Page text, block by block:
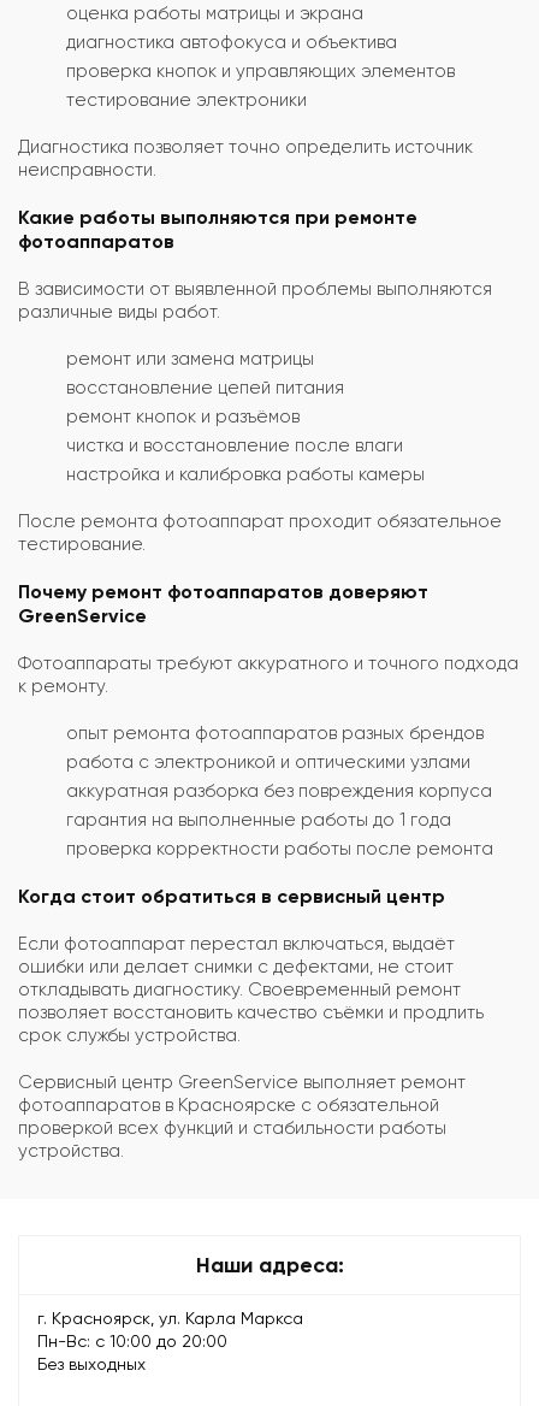
оценка работы матрицы и экрана
диагностика автофокуса и объектива
проверка кнопок и управляющих элементов
тестирование электроники
Диагностика позволяет точно определить источник
неисправности.
Какие работы выполняются при ремонте
фотоаппаратов
В зависимости от выявленной проблемы выполняются
различные виды работ.
ремонт или замена матрицы
восстановление цепей питания
ремонт кнопок и разъёмов
чистка и восстановление после влаги
настройка и калибровка работы камеры
После ремонта фотоаппарат проходит обязательное
тестирование.
Почему ремонт фотоаппаратов доверяют
GreenService
Фотоаппараты требуют аккуратного и точного подхода
к ремонту.
опыт ремонта фотоаппаратов разных брендов
работа с электроникой и оптическими узлами
аккуратная разборка без повреждения корпуса
гарантия на выполненные работы до 1 года
проверка корректности работы после ремонта
Когда стоит обратиться в сервисный центр
Если фотоаппарат перестал включаться, выдаёт
ошибки или делает снимки с дефектами, не стоит
откладывать диагностику. Своевременный ремонт
позволяет восстановить качество съёмки и продлить
срок службы устройства.
Сервисный центр GreenService выполняет ремонт
фотоаппаратов в Красноярске с обязательной
проверкой всех функций и стабильности работы
устройства.
Наши адреса:
г. Красноярск, ул. Карла Маркса
Пн-Вс: с 10:00 до 20:00
Без выходных